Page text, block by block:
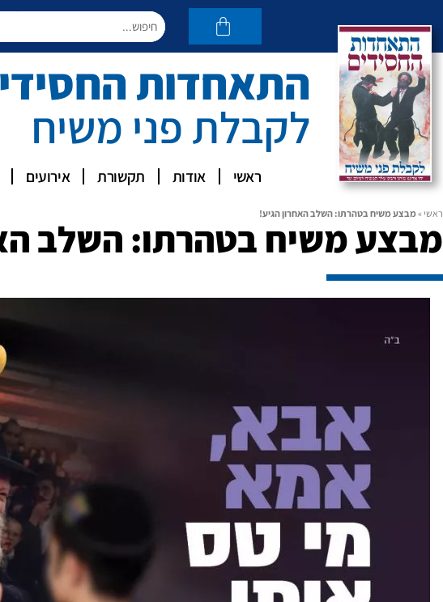
התאחדות
לקבלת פני משיח
ראשי אודות תקשורת אירועים
ראשי »מבצע משיח בטהרתו: השלב האחרון הגיע!
מבצע משיח בטהרתו: השלב